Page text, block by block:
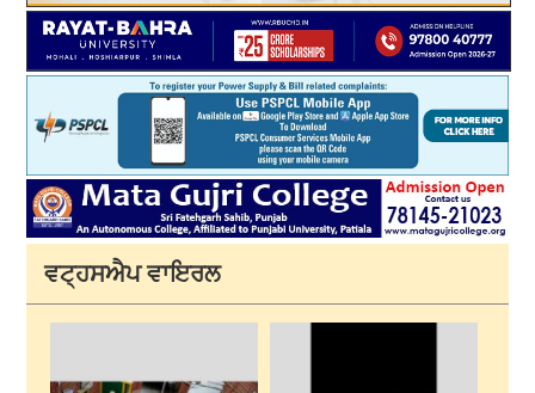
ਵਟ੍ਹਸਐਪ ਵਾਇਰਲ